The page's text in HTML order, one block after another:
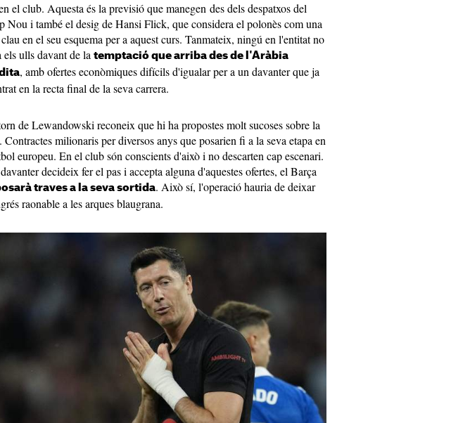
el club. Aquesta és la previsió que manegen des dels despatxos del
Nou i també el desig de Hansi Flick, que considera el polonès com una
en el seu esquema per a aquest curs. Tanmateix, ningú en l'entitat no
els ulls davant de la temptació que arriba des de l'Aràbia
, amb ofertes econòmiques difícils d'igualar per a un davanter que ja
en la recta final de la seva carrera.
de Lewandowski reconeix que hi ha propostes molt sucoses sobre la
Contractes milionaris per diversos anys que posarien fi a la seva etapa en
europeu. En el club són conscients d'això i no descarten cap escenari.
decideix fer el pas i accepta alguna d'aquestes ofertes, el Barça
traves a la seva sortida. Això sí, l'operació hauria de deixar
raonable a les arques blaugrana.